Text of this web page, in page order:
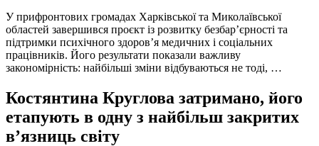
У прифронтових громадах Харківської та Миколаївської
областей завершився проєкт із розвитку безбар’єрності та
підтримки психічного здоров’я медичних і соціальних
працівників. Його результати показали важливу
закономірність: найбільші зміни відбуваються не тоді, …
Костянтина Круглова затримано, його
етапують в одну з найбільш закритих
в’язниць світу